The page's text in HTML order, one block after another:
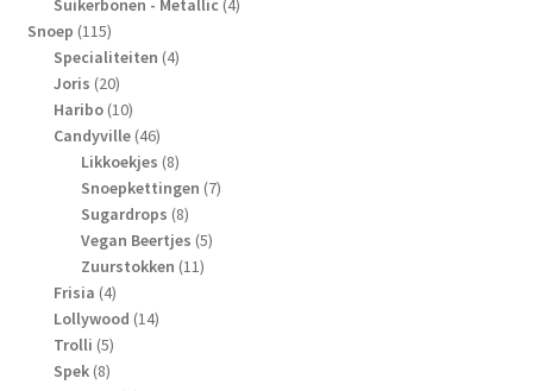
Suikerbonen - Metallic 4
Snoep 115115
producten
Specialiteiten 44
Joris 2020
producten
Haribo 1010
producten
Candyville 4646
producten
Likkoekjes 88
producten
Snoepkettingen 77
Sugardrops 88
producten
Vegan Beertjes 55
Zuurstokken 1111
Frisia 44
producten
Lollywood 1414
Trolli 55
producten
Spek 88